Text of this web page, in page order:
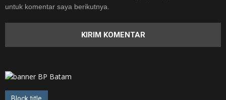
untuk komentar saya berikutnya.